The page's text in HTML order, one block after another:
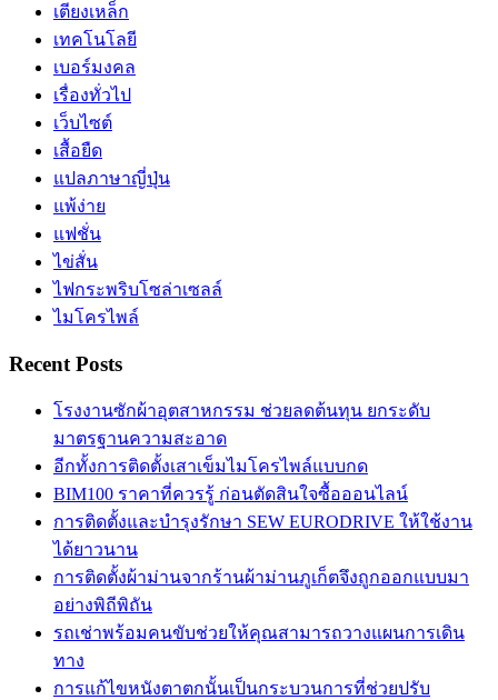
เตียงเหล็ก
เทคโนโลยี
เบอร์มงคล
เรื่องทั่วไป
เว็บไซต์
เสื้อยืด
แปลภาษาญี่ปุ่น
แพ้ง่าย
แฟชั่น
ไข่สั่น
ไฟกระพริบโซล่าเซลล์
ไมโครไพล์
Recent Posts
โรงงานซักผ้าอุตสาหกรรม ช่วยลดต้นทุน ยกระดับ
มาตรฐานความสะอาด
อีกทั้งการติดตั้งเสาเข็มไมโครไพล์แบบกด
BIM100 ราคาที่ควรรู้ ก่อนตัดสินใจซื้อออนไลน์
การติดตั้งและบำรุงรักษา SEW EURODRIVE ให้ใช้งาน
ได้ยาวนาน
การติดตั้งผ้าม่านจากร้านผ้าม่านภูเก็ตจึงถูกออกแบบมา
อย่างพิถีพิถัน
รถเช่าพร้อมคนขับช่วยให้คุณสามารถวางแผนการเดิน
ทาง
การแก้ไขหนังตาตกนั้นเป็นกระบวนการที่ช่วยปรับ